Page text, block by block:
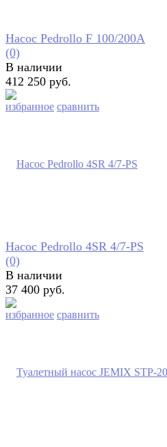
избранное сравнить
Насос Pedrollo F 100/200A
(0)
В наличии
412 250 руб.
избранное сравнить
Насос Pedrollo 4SR 4/7-PS
(0)
В наличии
37 400 руб.